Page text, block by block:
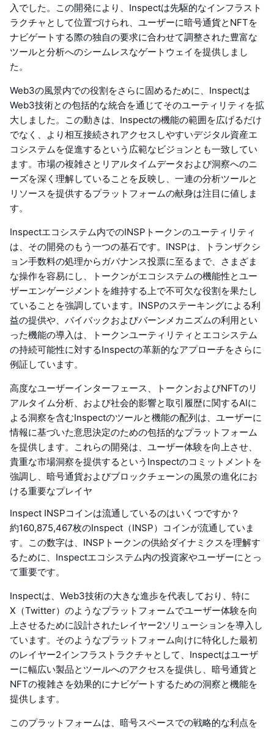
入でした。この開発により、Inspectは先駆的なインフラスト
ラクチャとして位置づけられ、ユーザーに暗号通貨とNFTを
ナビゲートする際の独自の要求に合わせて調整された豊富な
ツールと分析へのシームレスなゲートウェイを提供しまし
た。
Web3の風景内での役割をさらに固めるために、Inspectは
Web3技術との包括的な統合を通じてそのユーティリティを拡
大しました。この動きは、Inspectの機能の範囲を広げるだけ
でなく、より相互接続されアクセスしやすいデジタル資産エ
コシステムを促進するという広範なビジョンとも一致してい
ます。市場の複雑さとリアルタイムデータおよび洞察へのニ
ーズを深く理解していることを反映し、一連の分析ツールと
リソースを提供するプラットフォームの献身は注目に値しま
す。
Inspectエコシステム内でのINSPトークンのユーティリティ
は、その開発のもう一つの基石です。INSPは、トランザクシ
ョン手数料の処理からガバナンス投票に至るまで、さまざま
な操作を容易にし、トークンがエコシステムの機能性とユー
ザーエンゲージメントを維持する上で不可欠な役割を果たし
ていることを強調しています。INSPのステーキングによる利
益の提供や、バイバックおよびバーンメカニズムの利用とい
った機能の導入は、トークンユーティリティとエコシステム
の持続可能性に対するInspectの革新的なアプローチをさらに
例証しています。
高度なユーザーインターフェース、トークンおよびNFTのリ
アルタイム分析、および社会的影響と取引履歴に関するAIに
よる洞察を含むInspectのツールと機能の配列は、ユーザーに
情報に基づいた意思決定のための包括的なプラットフォーム
を提供します。これらの開発は、ユーザー体験を向上させ、
貴重な市場洞察を提供するというInspectのコミットメントを
強調し、暗号通貨およびブロックチェーンの風景の進化にお
ける重要なプレイヤ
Inspect INSPコインは流通しているのはいくつですか？
約160,875,467枚のInspect（INSP）コインが流通していま
す。この数字は、INSPトークンの供給ダイナミクスを理解す
るために、Inspectエコシステム内の投資家やユーザーにとっ
て重要です。
Inspectは、Web3技術の大きな進歩を代表しており、特に
X（Twitter）のようなプラットフォームでユーザー体験を向
上させるために設計されたレイヤー2ソリューションを導入し
ています。そのようなプラットフォーム向けに特化した最初
のレイヤー2インフラストラクチャとして、Inspectはユーザ
ーに幅広い製品とツールへのアクセスを提供し、暗号通貨と
NFTの複雑さを効果的にナビゲートするための洞察と機能を
提供します。
このプラットフォームは、暗号スペースでの戦略的な利点を